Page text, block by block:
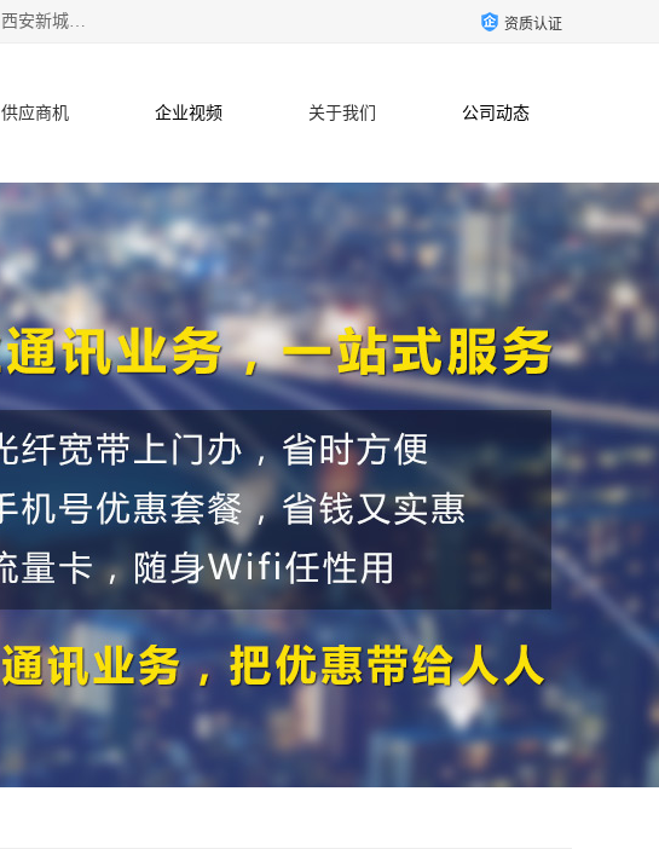
公司主要经营西安电信宽带安装,西安光纤专线安装,西安宽带安装,西安宽带办理,西安联通宽带安装,西安移动宽带安装, 西安新城赛派通讯商行从事西安地区的联通，移动，电信宽带安装，光纤专线安装，宽带办理等业务 资质认证
供应商机 企业视频 关于我们 公司动态
客户案例 联系方式